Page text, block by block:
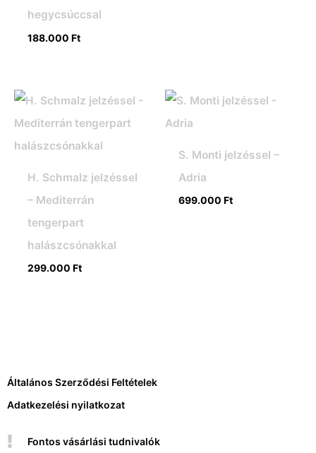
hegycsúccsal
188.000 Ft
H. Schmalz jelzéssel
– Mediterrán
tengerpart
halászcsónakkal
299.000 Ft
S. Monti jelzéssel –
Adria
699.000 Ft
Általános Szerződési Feltételek
Adatkezelési nyilatkozat
Fontos vásárlási tudnivalók